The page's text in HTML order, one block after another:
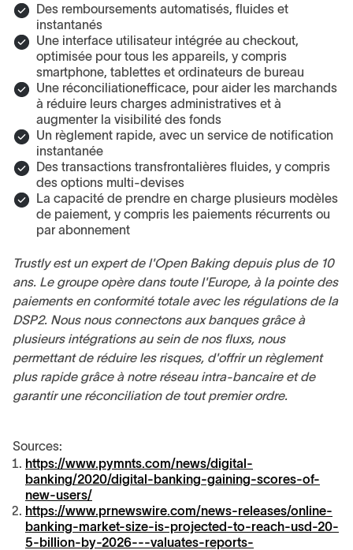
Des remboursements automatisés, fluides et
instantanés
Une interface utilisateur intégrée au checkout,
optimisée pour tous les appareils, y compris
smartphone, tablettes et ordinateurs de bureau
Une réconciliationefficace, pour aider les marchands
à réduire leurs charges administratives et à
augmenter la visibilité des fonds
Un règlement rapide, avec un service de notification
instantanée
Des transactions transfrontalières fluides, y compris
des options multi-devises
La capacité de prendre en charge plusieurs modèles
de paiement, y compris les paiements récurrents ou
par abonnement
Trustly est un expert de l'Open Baking depuis plus de 10
ans. Le groupe opère dans toute l'Europe, à la pointe des
paiements en conformité totale avec les régulations de la
DSP2. Nous nous connectons aux banques grâce à
plusieurs intégrations au sein de nos fluxs, nous
permettant de réduire les risques, d'offrir un règlement
plus rapide grâce à notre réseau intra-bancaire et de
garantir une réconciliation de tout premier ordre.
Sources:
https://www.pymnts.com/news/digital-
banking/2020/digital-banking-gaining-scores-of-
new-users/
https://www.prnewswire.com/news-releases/online-
banking-market-size-is-projected-to-reach-usd-20-
5-billion-by-2026---valuates-reports-